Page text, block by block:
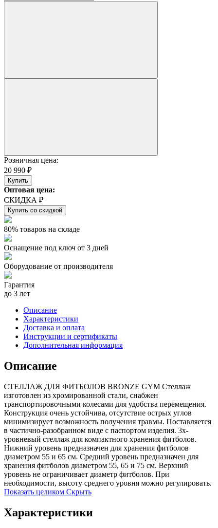
Розничная цена:
20 990 ₽
Купить
Оптовая цена:
СКИДКА ₽
Купить со скидкой
80% товаров на складе
Оснащение под ключ от 3 дней
Оборудование от производителя
Гарантия
до 3 лет
Описание
Характеристики
Доставка и оплата
Инструкции и сертификаты
Дополнительная информация
Описание
СТЕЛЛАЖ ДЛЯ ФИТБОЛОВ BRONZE GYM Стеллаж
изготовлен из хромированной стали, снабжен
транспортировочными колесами для удобства перемещения.
Конструкция очень устойчива, отсутствие острых углов
минимизирует возможность получения травмы. Поставляется
в частично-разобранном виде с паспортом изделия. 3х-
уровневый стеллаж для компактного хранения фитболов.
Нижний уровень предназначен для хранения фитболов
диаметром 55 и 65 см. Средний уровень предназначен для
хранения фитболов диаметром 55, 65 и 75 см. Верхний
уровень не ограничивает диаметр фитболов. При
необходимости, высоту среднего уровня можно регулировать.
Показать целиком Скрыть
Характеристики